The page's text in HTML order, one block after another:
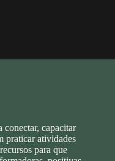
conectar, capacitar
praticar atividades
para que